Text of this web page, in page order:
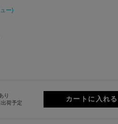
ー)
り
出荷予定